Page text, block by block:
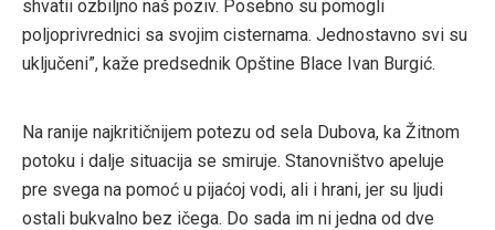
shvatii ozbiljno naš poziv. Posebno su pomogli
poljoprivrednici sa svojim cisternama. Jednostavno svi su
uključeni”, kaže predsednik Opštine Blace Ivan Burgić.
Na ranije najkritičnijem potezu od sela Dubova, ka Žitnom
potoku i dalje situacija se smiruje. Stanovništvo apeluje
pre svega na pomoć u pijaćoj vodi, ali i hrani, jer su ljudi
ostali bukvalno bez ičega. Do sada im ni jedna od dve